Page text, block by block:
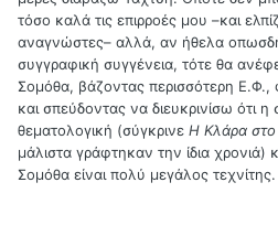
τόσο καλά τις επιρροές μου –και
αναγνώστες– αλλά, αν ήθελα
συγγραφική συγγένεια, τότε θα
Σομόθα, βάζοντας περισσότερη Ε.Φ.,
και σπεύδοντας να διευκρινίσω ότι η
θεματολογική (σύγκρινε Η Κλάρα
μάλιστα γράφτηκαν την ίδια χρονιά)
Σομόθα είναι πολύ μεγάλος τεχνίτης.